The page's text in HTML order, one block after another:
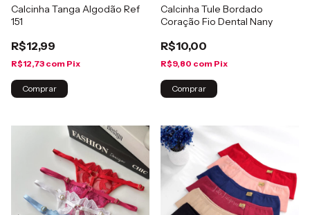
Calcinha Tanga Algodão Ref
151
R$12,99
R$12,73 com Pix
Comprar
Calcinha Tule Bordado
Coração Fio Dental Nany
R$10,00
R$9,80 com Pix
Comprar